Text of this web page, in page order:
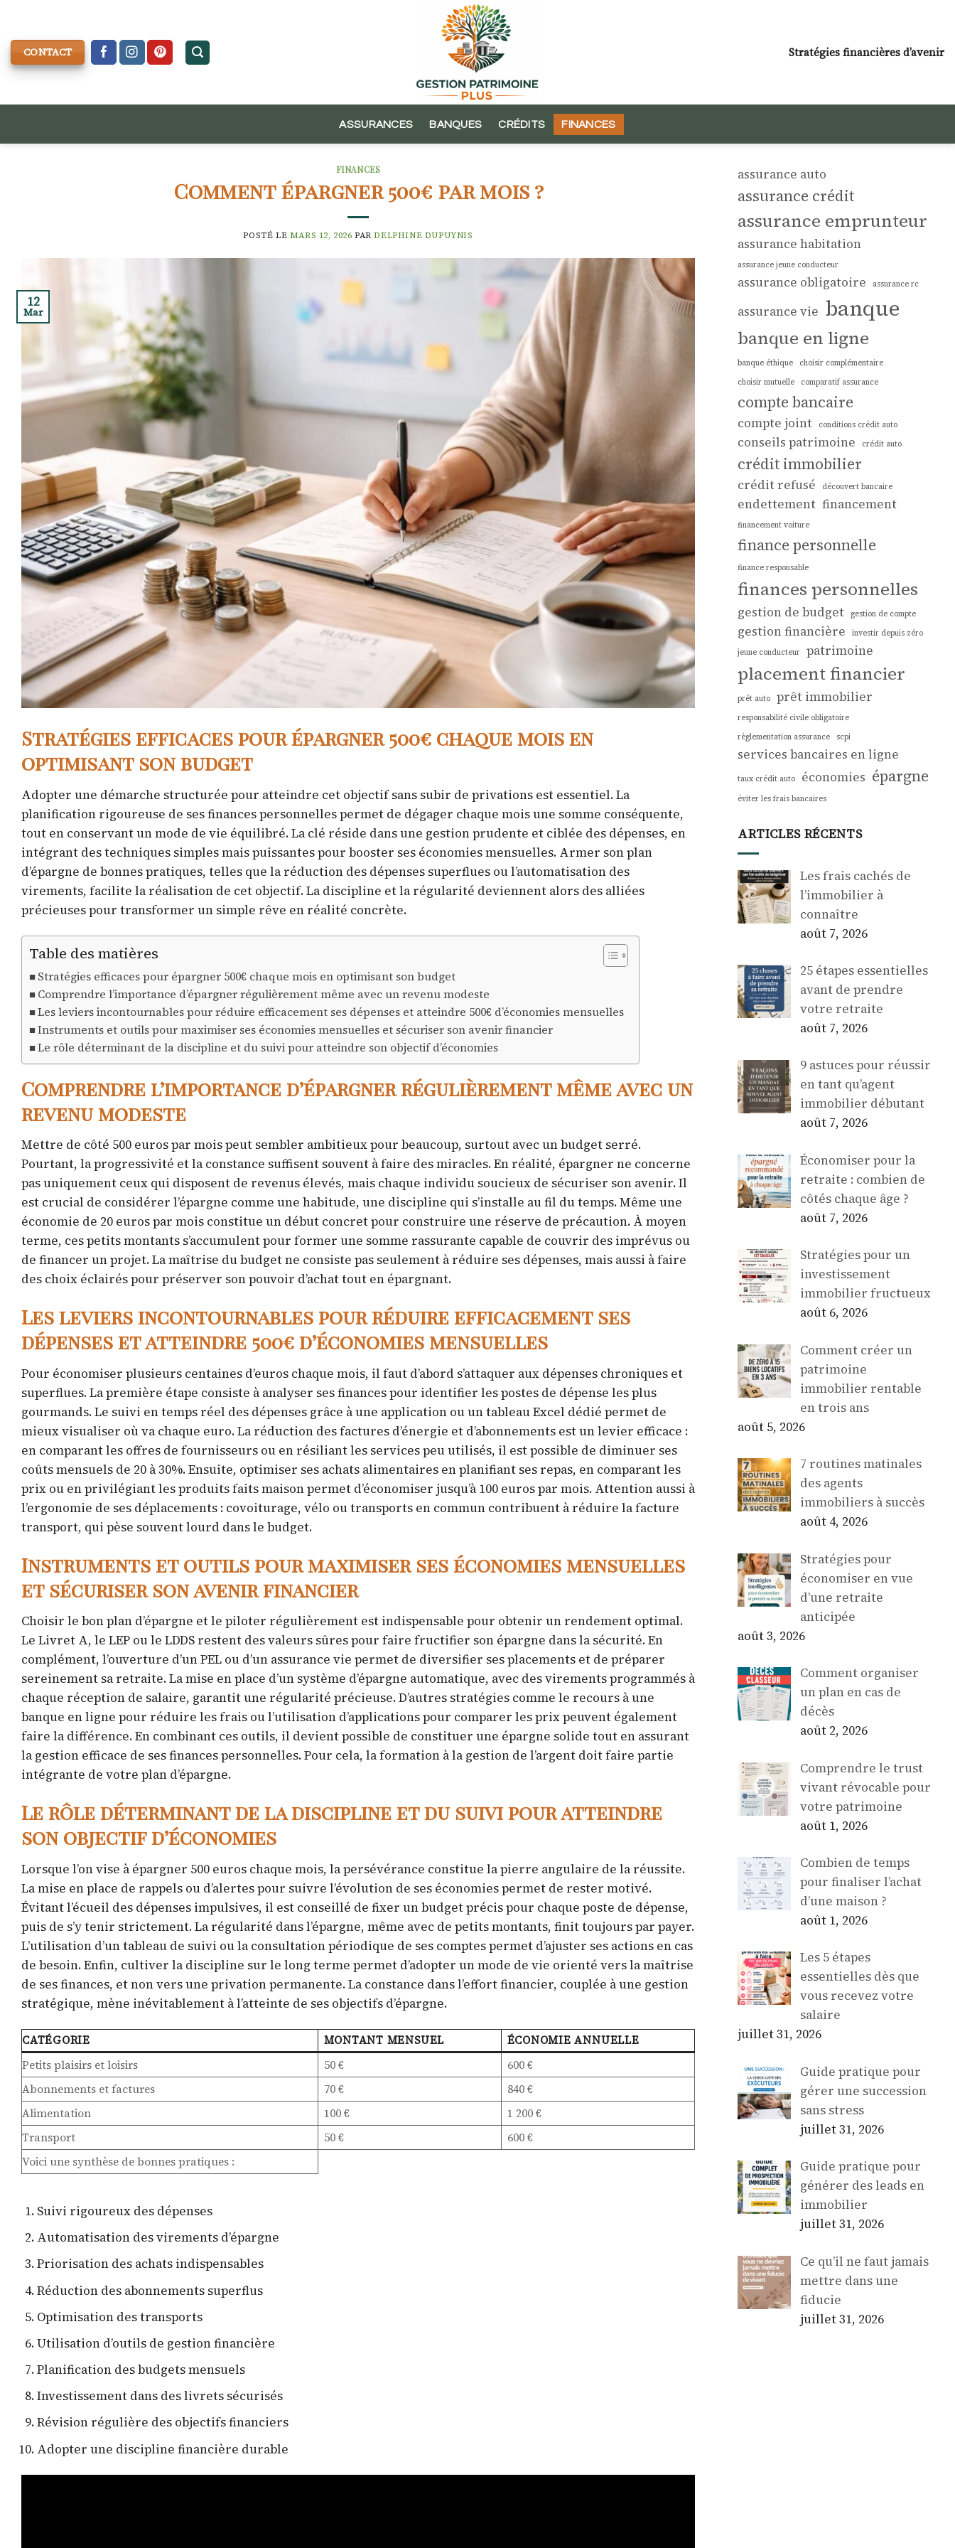
contentCONTACT Stratégies financières d’avenir
ASSURANCES BANQUES CRÉDITS FINANCES
FINANCES
Comment épargner 500€ par mois ?
POSTÉ LE MARS 12, 2026 PARDELPHINE DUPUYNIS
12
Mar
Stratégies efficaces pour épargner 500€ chaque mois en
optimisant son budget
Adopter une démarche structurée pour atteindre cet objectif sans subir de privations est essentiel. La
planification rigoureuse de ses finances personnelles permet de dégager chaque mois une somme conséquente,
tout en conservant un mode de vie équilibré. La clé réside dans une gestion prudente et ciblée des dépenses, en
intégrant des techniques simples mais puissantes pour booster ses économies mensuelles. Armer son plan
d’épargne de bonnes pratiques, telles que la réduction des dépenses superflues ou l’automatisation des
virements, facilite la réalisation de cet objectif. La discipline et la régularité deviennent alors des alliées
précieuses pour transformer un simple rêve en réalité concrète.
Table des matières
Stratégies efficaces pour épargner 500€ chaque mois en optimisant son budget
Comprendre l’importance d’épargner régulièrement même avec un revenu modeste
Les leviers incontournables pour réduire efficacement ses dépenses et atteindre 500€ d’économies mensuelles
Instruments et outils pour maximiser ses économies mensuelles et sécuriser son avenir financier
Le rôle déterminant de la discipline et du suivi pour atteindre son objectif d’économies
Comprendre l’importance d’épargner régulièrement même avec un
revenu modeste
Mettre de côté 500 euros par mois peut sembler ambitieux pour beaucoup, surtout avec un budget serré.
Pourtant, la progressivité et la constance suffisent souvent à faire des miracles. En réalité, épargner ne concerne
pas uniquement ceux qui disposent de revenus élevés, mais chaque individu soucieux de sécuriser son avenir. Il
est crucial de considérer l’épargne comme une habitude, une discipline qui s’installe au fil du temps. Même une
économie de 20 euros par mois constitue un début concret pour construire une réserve de précaution. À moyen
terme, ces petits montants s’accumulent pour former une somme rassurante capable de couvrir des imprévus ou
de financer un projet. La maîtrise du budget ne consiste pas seulement à réduire ses dépenses, mais aussi à faire
des choix éclairés pour préserver son pouvoir d’achat tout en épargnant.
Les leviers incontournables pour réduire efficacement ses
dépenses et atteindre 500€ d’économies mensuelles
Pour économiser plusieurs centaines d’euros chaque mois, il faut d’abord s’attaquer aux dépenses chroniques et
superflues. La première étape consiste à analyser ses finances pour identifier les postes de dépense les plus
gourmands. Le suivi en temps réel des dépenses grâce à une application ou un tableau Excel dédié permet de
mieux visualiser où va chaque euro. La réduction des factures d’énergie et d’abonnements est un levier efficace :
en comparant les offres de fournisseurs ou en résiliant les services peu utilisés, il est possible de diminuer ses
coûts mensuels de 20 à 30%. Ensuite, optimiser ses achats alimentaires en planifiant ses repas, en comparant les
prix ou en privilégiant les produits faits maison permet d’économiser jusqu’à 100 euros par mois. Attention aussi à
l’ergonomie de ses déplacements : covoiturage, vélo ou transports en commun contribuent à réduire la facture
transport, qui pèse souvent lourd dans le budget.
Instruments et outils pour maximiser ses économies mensuelles
et sécuriser son avenir financier
Choisir le bon plan d’épargne et le piloter régulièrement est indispensable pour obtenir un rendement optimal.
Le Livret A, le LEP ou le LDDS restent des valeurs sûres pour faire fructifier son épargne dans la sécurité. En
complément, l’ouverture d’un PEL ou d’un assurance vie permet de diversifier ses placements et de préparer
sereinement sa retraite. La mise en place d’un système d’épargne automatique, avec des virements programmés à
chaque réception de salaire, garantit une régularité précieuse. D’autres stratégies comme le recours à une
banque en ligne pour réduire les frais ou l’utilisation d’applications pour comparer les prix peuvent également
faire la différence. En combinant ces outils, il devient possible de constituer une épargne solide tout en assurant
la gestion efficace de ses finances personnelles. Pour cela, la formation à la gestion de l’argent doit faire partie
intégrante de votre plan d’épargne.
Le rôle déterminant de la discipline et du suivi pour atteindre
son objectif d’économies
Lorsque l’on vise à épargner 500 euros chaque mois, la persévérance constitue la pierre angulaire de la réussite.
La mise en place de rappels ou d’alertes pour suivre l’évolution de ses économies permet de rester motivé.
Évitant l’écueil des dépenses impulsives, il est conseillé de fixer un budget précis pour chaque poste de dépense,
puis de s’y tenir strictement. La régularité dans l’épargne, même avec de petits montants, finit toujours par payer.
L’utilisation d’un tableau de suivi ou la consultation périodique de ses comptes permet d’ajuster ses actions en cas
de besoin. Enfin, cultiver la discipline sur le long terme permet d’adopter un mode de vie orienté vers la maîtrise
de ses finances, et non vers une privation permanente. La constance dans l’effort financier, couplée à une gestion
stratégique, mène inévitablement à l’atteinte de ses objectifs d’épargne.
CATÉGORIE MONTANT MENSUEL
ÉCONOMIE ANNUELLE
Petits plaisirs et loisirs
50 €
600 €
Abonnements et factures
70 €
840 €
Alimentation
100 €
1 200 €
Transport
50 €
600 €
Voici une synthèse de bonnes pratiques :
Suivi rigoureux des dépenses
Automatisation des virements d’épargne
Priorisation des achats indispensables
Réduction des abonnements superflus
Optimisation des transports
Utilisation d’outils de gestion financière
Planification des budgets mensuels
Investissement dans des livrets sécurisés
Révision régulière des objectifs financiers
Adopter une discipline financière durable
assurance auto
assurance crédit
assurance emprunteur
assurance habitation
assurance jeune conducteur
assurance obligatoire assurance rc
assurance vie banque
banque en ligne
banque éthique
choisir complémentaire
choisir mutuelle
comparatif assurance
compte bancaire
compte joint conditions crédit auto
conseils patrimoine crédit auto
crédit immobilier
crédit refusé découvert bancaire
endettement financement
financement voiture
finance personnelle
finance responsable
finances personnelles
gestion de budget gestion de compte
gestion financière
investir depuis zéro
jeune conducteur patrimoine
placement financier
prêt auto prêt immobilier
responsabilité civile obligatoire
règlementation assurance
scpi
services bancaires en ligne
taux crédit auto économies épargne
éviter les frais bancaires
ARTICLES RÉCENTS
Les frais cachés de
l’immobilier à
connaître
août 7, 2026
25 étapes essentielles
avant de prendre
votre retraite
août 7, 2026
9 astuces pour réussir
en tant qu’agent
immobilier débutant
août 7, 2026
Économiser pour la
retraite : combien de
côtés chaque âge ?
août 7, 2026
Stratégies pour un
investissement
immobilier fructueux
août 6, 2026
Comment créer un
patrimoine
immobilier rentable
en trois ans
août 5, 2026
7 routines matinales
des agents
immobiliers à succès
août 4, 2026
Stratégies pour
économiser en vue
d’une retraite
anticipée
août 3, 2026
Comment organiser
un plan en cas de
décès
août 2, 2026
Comprendre le trust
vivant révocable pour
votre patrimoine
août 1, 2026
Combien de temps
pour finaliser l’achat
d’une maison ?
août 1, 2026
Les 5 étapes
essentielles dès que
vous recevez votre
salaire
juillet 31, 2026
Guide pratique pour
gérer une succession
sans stress
juillet 31, 2026
Guide pratique pour
générer des leads en
immobilier
juillet 31, 2026
Ce qu’il ne faut jamais
mettre dans une
fiducie
juillet 31, 2026